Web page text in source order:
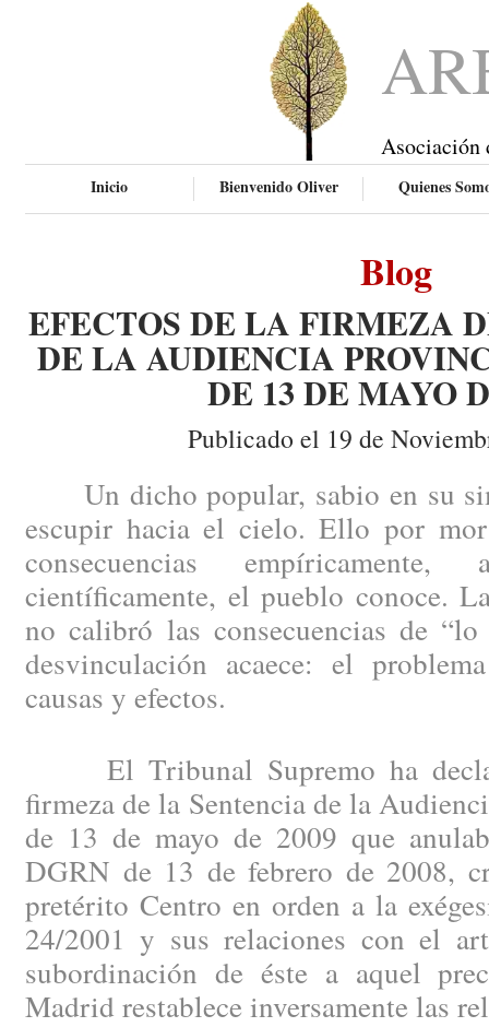
Asociación
Inicio Bienvenido Oliver Quienes
Blog
EFECTOS DE LA FIRMEZA
DE LA AUDIENCIA
DE 13 DE MAYO
Publicado el 19 de
Un dicho popular, sabio en su
escupir hacia el cielo. Ello por
consecuencias
científicamente, el pueblo conoce.
no calibró las consecuencias de
desvinculación acaece: el
causas y efectos.
El Tribunal Supremo ha
firmeza de la Sentencia de la
de 13 de mayo de 2009 que
DGRN de 13 de febrero de 2008,
pretérito Centro en orden a la
24/2001 y sus relaciones con el
subordinación de éste a aquel
Madrid restablece inversamente las